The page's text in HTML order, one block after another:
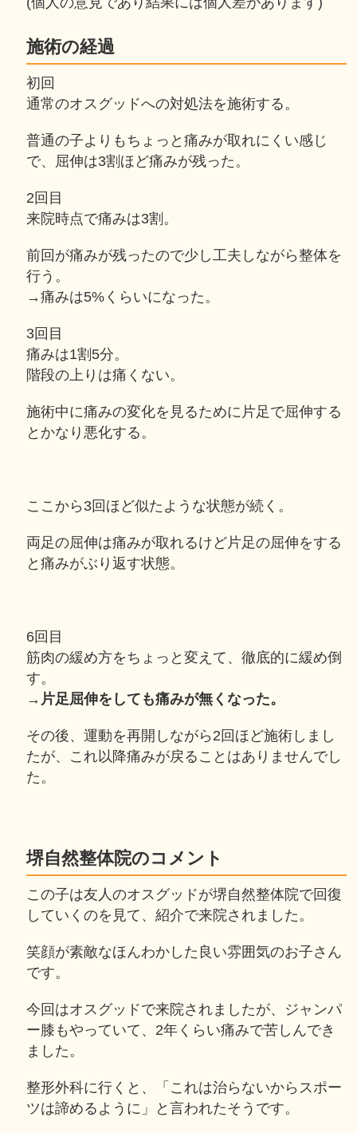
施術の経過
初回
通常のオスグッドへの対処法を施術する。
普通の子よりもちょっと痛みが取れにくい感じ
で、屈伸は3割ほど痛みが残った。
2回目
来院時点で痛みは3割。
前回が痛みが残ったので少し工夫しながら整体を
行う。
→痛みは5%くらいになった。
3回目
痛みは1割5分。
階段の上りは痛くない。
施術中に痛みの変化を見るために片足で屈伸する
とかなり悪化する。
ここから3回ほど似たような状態が続く。
両足の屈伸は痛みが取れるけど片足の屈伸をする
と痛みがぶり返す状態。
6回目
筋肉の緩め方をちょっと変えて、徹底的に緩め倒
す。
→ 片足屈伸をしても痛みが無くなった。
その後、運動を再開しながら2回ほど施術しまし
たが、これ以降痛みが戻ることはありませんでし
た。
堺自然整体院のコメント
この子は友人のオスグッドが堺自然整体院で回復
していくのを見て、紹介で来院されました。
笑顔が素敵なほんわかした良い雰囲気のお子さん
です。
今回はオスグッドで来院されましたが、ジャンパ
ー膝もやっていて、2年くらい痛みで苦しんでき
ました。
整形外科に行くと、「これは治らないからスポー
ツは諦めるように」と言われたそうです。